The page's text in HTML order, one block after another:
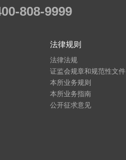
808-9999
法律规则
法律法规
证监会规章和规范性文件
本所业务规则
本所业务指南
公开征求意见